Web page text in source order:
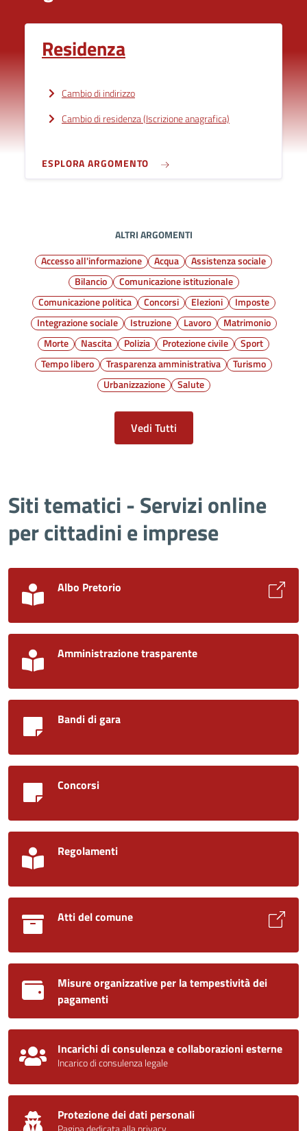
Residenza
Cambio di indirizzo
Cambio di residenza (Iscrizione anagrafica)
ESPLORA ARGOMENTO
ALTRI ARGOMENTI
Accesso all'informazione
Acqua
Assistenza sociale
Bilancio
Comunicazione istituzionale
Comunicazione politica
Concorsi Elezioni
Imposte
Integrazione sociale
Istruzione Lavoro
Matrimonio
Morte
Nascita Polizia Protezione civile
Sport
Tempo libero
Trasparenza amministrativa
Turismo
Urbanizzazione
Salute
Vedi Tutti
Siti tematici - Servizi online
per cittadini e imprese
Albo Pretorio
Amministrazione trasparente
Bandi di gara
Concorsi
Regolamenti
Atti del comune
Misure organizzative per la tempestività dei
pagamenti
Incarichi di consulenza e collaborazioni esterne
Incarico di consulenza legale
Protezione dei dati personali